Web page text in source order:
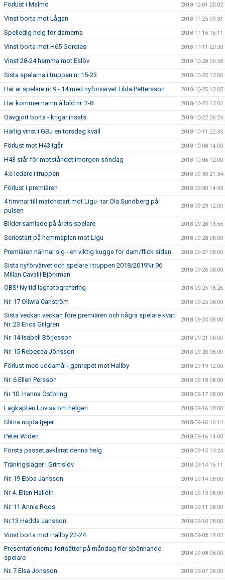
Förlust i Malmö 2018-12-01 20:02
Vinst borta mot Lågan 2018-11-25 09:31
Spelledig helg för damerna 2018-11-16 16:11
Vinst borta mot H65 Gordies 2018-11-11 20:50
Vinst 28-24 hemma mot Eslöv 2018-10-28 09:58
Sista spelarna i truppen nr 15-23 2018-10-25 13:06
Här är spelare nr 9 - 14 med nyförvärvet Tilda Pettersson 2018-10-25 13:05
Här kommer namn å bild nr. 2-8 2018-10-25 13:02
Oavgjort borta - krigar insats 2018-10-22 06:24
Härlig vinst i GBJ en torsdag kväll 2018-10-11 22:35
Förlust mot H43 igår 2018-10-08 14:00
H43 står för motståndet imorgon söndag 2018-10-06 12:00
4:e ledare i truppen 2018-09-30 21:34
Förlust i premiären 2018-09-30 14:43
4 timmar till matchstart mot Ligu- tar Ola Sundberg på
pulsen
2018-09-29 12:00
Bilder samlade på årets spelare 2018-09-28 13:56
Seriestart på hemmaplan mot Ligu 2018-09-28 08:00
Premiären närmar sig - en viktig kugge för dam/flick sidan 2018-09-27 08:00
Sista nyförvärvet och spelare i truppen 2018/2019Nr 96
Millan Cavalli Björkman
2018-09-26 08:00
OBS! Ny tid lagfotografering 2018-09-25 18:26
Nr. 17 Oliwia Carlström 2018-09-25 08:00
Sista veckan veckan före premiären och några spelare kvar.
Nr. 23 Erica Gillgren
2018-09-24 08:00
Nr. 14 Isabell Börjesson 2018-09-21 08:00
Nr. 15 Rebecca Jönsson 2018-09-20 08:00
Förlust med uddamål i genrepet mot Hallby 2018-09-19 12:00
Nr. 6 Ellen Persson 2018-09-18 08:00
Nr 10. Hanna Östbring 2018-09-17 08:00
Lagkapten Lovisa om helgen 2018-09-16 18:00
Slitna nöjda tjejer 2018-09-16 16:14
Peter Widen 2018-09-16 14:00
Första passet avklarat denna helg 2018-09-15 13:24
Träningsläger i Grimslöv 2018-09-14 15:11
Nr. 19 Ebba Jansson 2018-09-14 08:00
Nr 4. Ellen Halldin 2018-09-13 08:00
Nr. 11 Annie Roos 2018-09-11 08:00
Nr.13 Hedda Jansson 2018-09-10 08:00
Vinst borta mot Hallby 22-24 2018-09-08 19:02
Presentationerna fortsätter på måndag fler spännande
spelare
2018-09-08 08:00
Nr. 7 Elsa Jonsson 2018-09-07 08:00